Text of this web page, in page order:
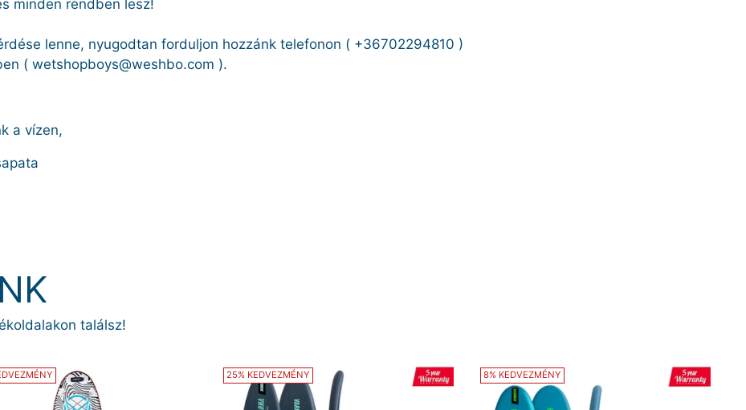
minden rendben lesz!
lenne, nyugodtan forduljon hozzánk telefonon ( +36702294810 )
( wetshopboys@weshbo.com ).
a vízen,
találsz!
25% KEDVEZMÉNY 8% KEDVEZMÉNY